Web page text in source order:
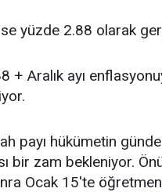
yüzde 2.88 olarak
+ Aralık ayı
payı hükümetin
bir zam bekleniyor.
Ocak 15'te